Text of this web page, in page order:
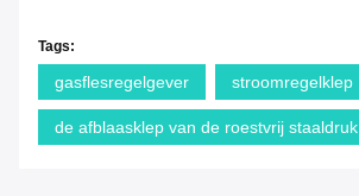
Tags:
gasflesregelgever stroomregelklep
de afblaasklep van de roestvrij staaldruk